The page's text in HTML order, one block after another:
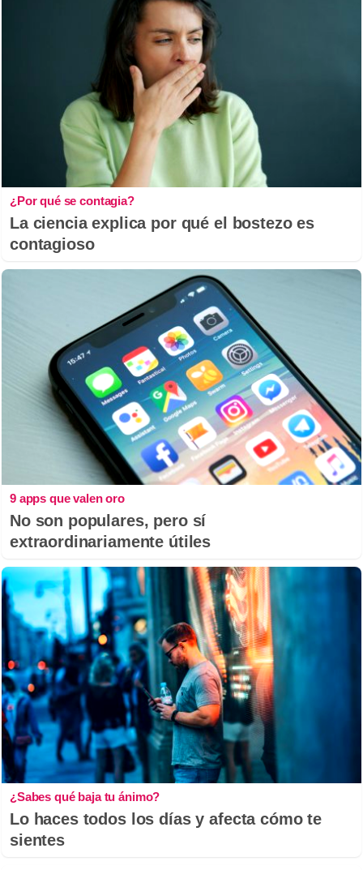
¿Por qué se contagia?
La ciencia explica por qué el bostezo es
contagioso
9 apps que valen oro
No son populares, pero sí
extraordinariamente útiles
¿Sabes qué baja tu ánimo?
Lo haces todos los días y afecta cómo te
sientes